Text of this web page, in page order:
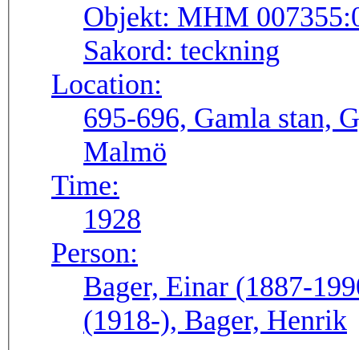
Objekt: MHM
Sakord: teckning
Location:
695-696, Gamla stan,
Malmö
Time:
1928
Person:
Bager, Einar (1887-
(1918-), Bager, Henrik